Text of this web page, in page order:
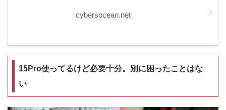
cybersocean.net
15Pro使ってるけど必要十分。別に困ったことはな
い